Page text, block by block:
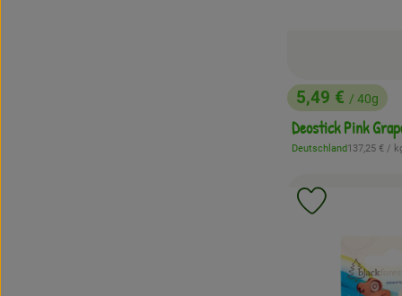
, Preis:
5,49 € / 40g
Deostick Pink
, Herkunft:
Deutschland,137,25 € /
Produkt